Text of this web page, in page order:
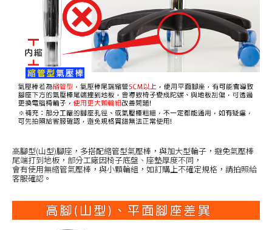
高腳型(山型)腳座，多搭配縮管型氣壓棒，與加大型輪子，避免氣壓棒
尾端打到地板，部分工廠因椅子底盤、座墊厚度不同，
會有使用無縮管氣壓棒，與小顆輪組，如訂購上不確定規格，請拍照給
客服確認。